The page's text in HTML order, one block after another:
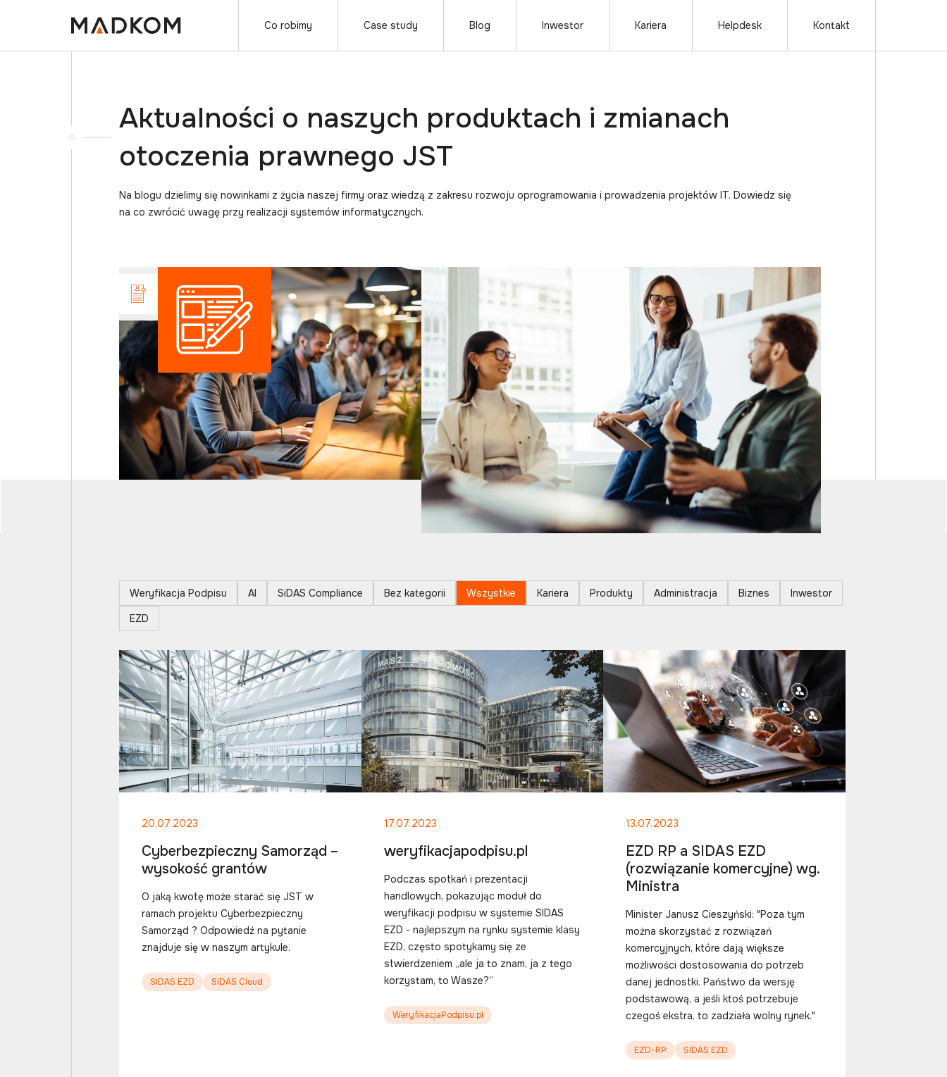
Co robimy Case study Blog Inwestor Kariera Helpdesk Kontakt
Aktualności o naszych produktach i zmianach
otoczenia prawnego JST
Na blogu dzielimy się nowinkami z życia naszej firmy oraz wiedzą z zakresu rozwoju oprogramowania i prowadzenia projektów IT. Dowiedz się
na co zwrócić uwagę przy realizacji systemów informatycznych.
Weryfikacja Podpisu AI SiDAS Compliance Bez kategorii Wszystkie Kariera Produkty Administracja Biznes
Inwestor
EZD
20.07.2023
Cyberbezpieczny Samorząd –
wysokość grantów
O jaką kwotę może starać się JST w
ramach projektu Cyberbezpieczny
Samorząd ? Odpowiedź na pytanie
znajduje się w naszym artykule.
SIDAS EZD SIDAS Cloud
17.07.2023
weryfikacjapodpisu.pl
Podczas spotkań i prezentacji
handlowych, pokazując moduł do
weryfikacji podpisu w systemie SIDAS
EZD - najlepszym na rynku systemie klasy
EZD, często spotykamy się ze
stwierdzeniem „ale ja to znam, ja z tego
korzystam, to Wasze?”
WeryfikacjaPodpisu.pl
13.07.2023
EZD RP a SIDAS EZD
(rozwiązanie komercyjne) wg.
Ministra
Minister Janusz Cieszyński: "Poza tym
można skorzystać z rozwiązań
komercyjnych, które dają większe
możliwości dostosowania do potrzeb
danej jednostki. Państwo da wersję
podstawową, a jeśli ktoś potrzebuje
czegoś ekstra, to zadziała wolny rynek."
EZD-RP SIDAS EZD